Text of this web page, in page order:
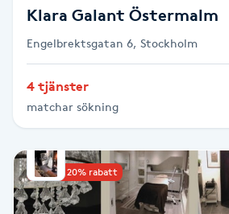
Diamantslipning
Enzympeeling
Extensions borttagning
Klara Galant Östermalm
Engelbrektsgatan 6, Stockholm
4 tjänster
matchar sökning
Upp till 20% rabatt